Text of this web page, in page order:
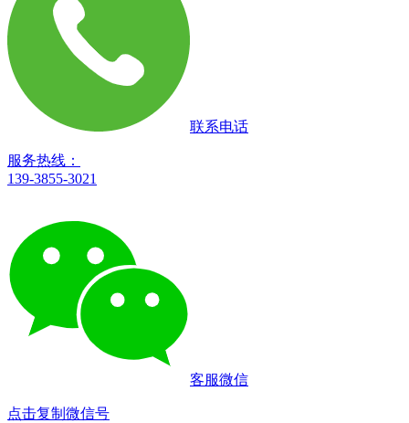
联系电话
服务热线：
139-3855-3021
客服微信
点击复制微信号